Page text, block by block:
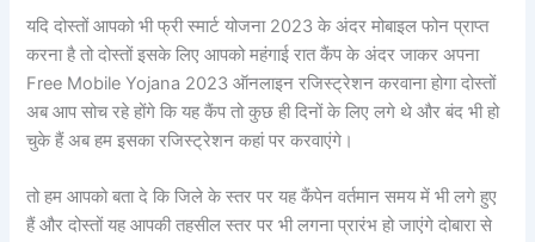
यदि दोस्तों आपको भी फ्री स्मार्ट योजना 2023 के अंदर मोबाइल फोन प्राप्त
करना है तो दोस्तों इसके लिए आपको महंगाई रात कैंप के अंदर जाकर अपना
Free Mobile Yojana 2023 ऑनलाइन रजिस्ट्रेशन करवाना होगा दोस्तों
अब आप सोच रहे होंगे कि यह कैंप तो कुछ ही दिनों के लिए लगे थे और बंद भी हो
चुके हैं अब हम इसका रजिस्ट्रेशन कहां पर करवाएंगे।
तो हम आपको बता दे कि जिले के स्तर पर यह कैंपेन वर्तमान समय में भी लगे हुए
हैं और दोस्तों यह आपकी तहसील स्तर पर भी लगना प्रारंभ हो जाएंगे दोबारा से